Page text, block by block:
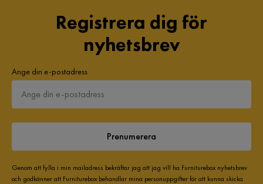
Registrera dig för
nyhetsbrev
Ange din e-postadress
Prenumerera
Genom att fylla i min mailadress bekräftar jag att jag vill ha Furniturebox nyhetsbrev
och godkänner att Furniturebox behandlar mina personuppgifter för att kunna skicka